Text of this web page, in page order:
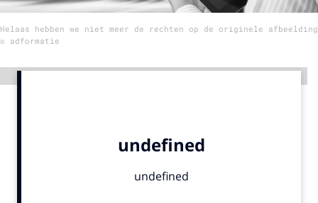
Adverteren
Events
Helaas hebben we niet meer de rechten op de originele afbeelding
© adformatie